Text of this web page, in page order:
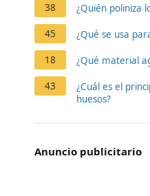
38 ¿Quién poliniza
45 ¿Qué se usa
18 ¿Qué material
43
¿Cuál es el
huesos?
Anuncio publicitario